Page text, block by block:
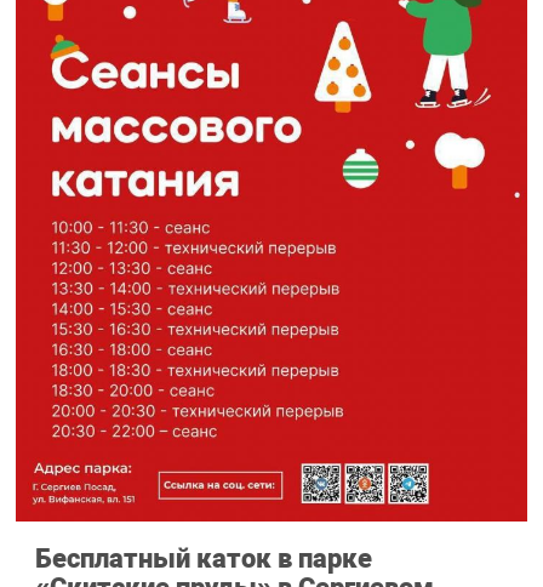
Бесплатный каток в парке